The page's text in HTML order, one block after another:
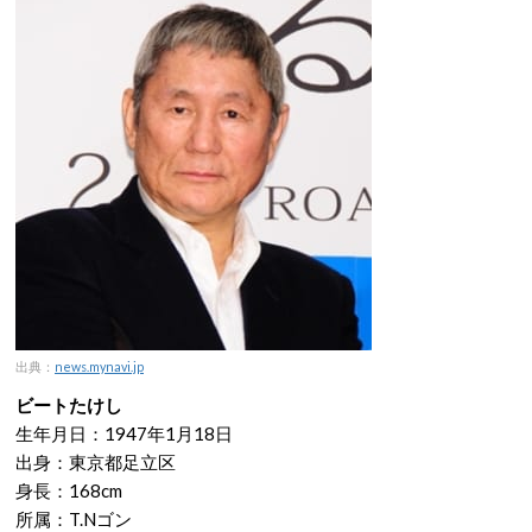
出典： news.mynavi.jp
ビートたけし
生年月日：1947年1月18日
出身：東京都足立区
身長：168cm
所属：T.Nゴン